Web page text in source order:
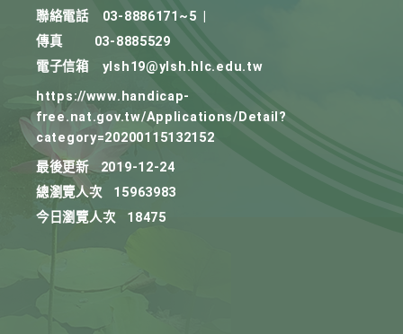
聯絡電話
03-8886171~5
傳真
03-8885529
電子信箱
ylsh19@ylsh.hlc.edu.tw
https://www.handicap-
free.nat.gov.tw/Applications/Detail?
category=20200115132152
最後更新
2019-12-24
總瀏覽人次
15963983
今日瀏覽人次
18475